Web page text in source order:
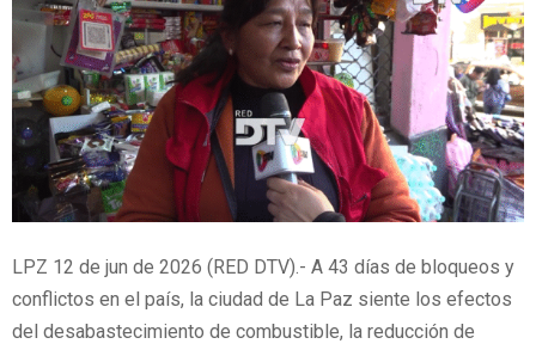
LPZ 12 de jun de 2026 (RED DTV).- A 43 días de bloqueos y
conflictos en el país, la ciudad de La Paz siente los efectos
del desabastecimiento de combustible, la reducción de